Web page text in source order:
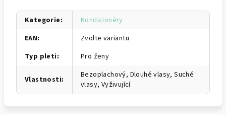
Kategorie:
Kondicionéry
EAN:
Zvolte variantu
Typ pleti: Pro ženy
Vlastnosti:
Bezoplachový, Dlouhé vlasy, Suché
vlasy, Vyživující